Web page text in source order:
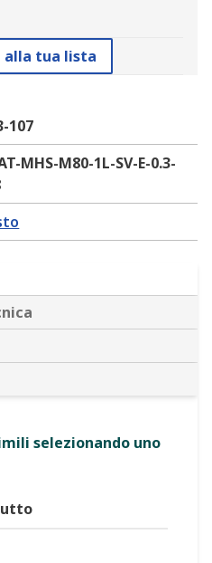
alla tua lista
107
MHS-M80-1L-SV-E-0.3-
selezionando uno